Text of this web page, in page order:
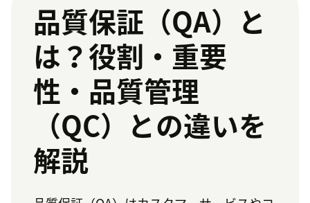
品質保証（QA）と
は？役割・重要
性・品質管理
（QC）との違いを
解説